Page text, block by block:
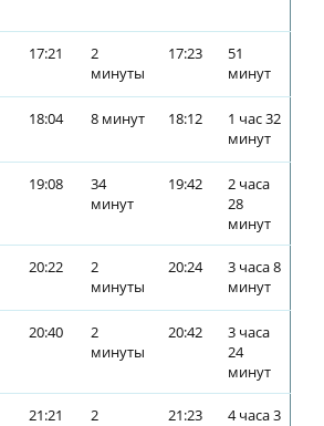
17:21
2
минуты
17:23
51
минут
18:04 8 минут 18:12
1 час 32
минут
19:08
34
минут
19:42
2 часа
28
минут
20:22
2
минуты
20:24
3 часа 8
минут
20:40
2
минуты
20:42
3 часа
24
минут
21:21
2
21:23
4 часа 3